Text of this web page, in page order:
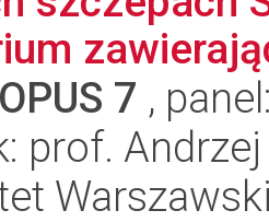
OPUS 7 ,
prof.